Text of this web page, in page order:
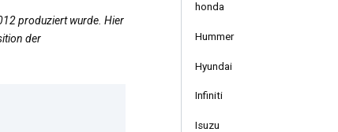
produziert wurde. Hier
der
honda
Hummer
Hyundai
Infiniti
Isuzu